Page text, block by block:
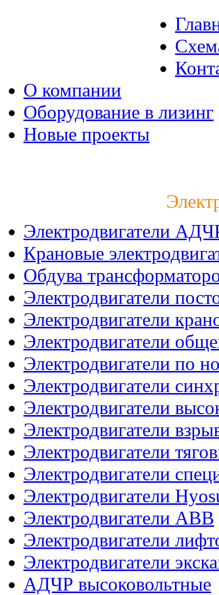
О компании
Оборудование в лизинг
Новые проекты
Электродвигатели
Крановые
Обдува
Электродвигатели
Электродвигатели
Электродвигатели
Электродвигатели по
Электродвигатели
Электродвигатели
Электродвигатели
Электродвигатели
Электродвигатели
Электродвигатели
Электродвигатели ABB
Электродвигатели
Электродвигатели
АДЧР высоковольтные